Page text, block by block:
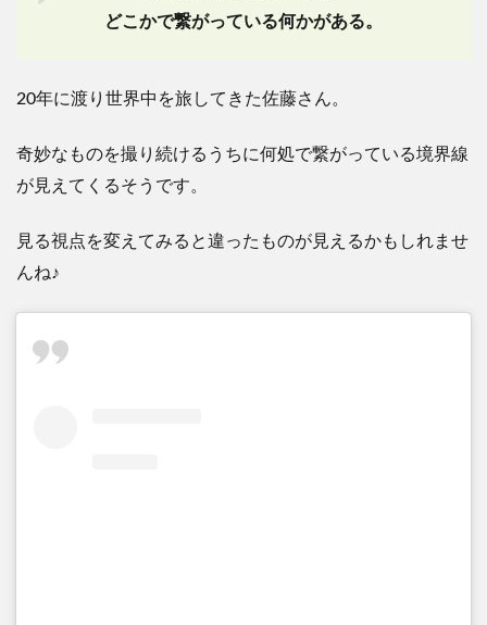
どこかで繋がっている何かがある。
20年に渡り世界中を旅してきた佐藤さん。
奇妙なものを撮り続けるうちに何処で繋がっている境界線
が見えてくるそうです。
見る視点を変えてみると違ったものが見えるかもしれませ
んね♪